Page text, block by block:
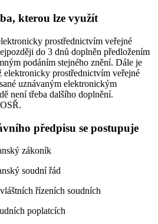
kterou lze využít
prostřednictvím veřejné
do 3 dnů doplněn předložením
podáním stejného znění. Dále je
elektronicky prostřednictvím veřejné
uznávaným elektronickým
není třeba dalšího doplnění.
předpisu se postupuje
zákoník
soudní řád
řízeních soudních
poplatcích